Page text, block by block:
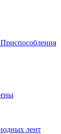
Приспособления
лент